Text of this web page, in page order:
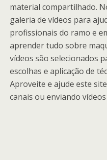
material compartilhado.
galeria de vídeos para
profissionais do ramo e
aprender tudo sobre
vídeos são selecionados
escolhas e aplicação de
Aproveite e ajude este
canais ou enviando